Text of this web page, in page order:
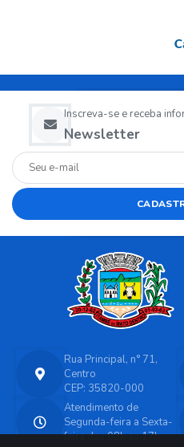
Newsletter
Inscreva-se e receba
Rua Principal, n° 71,
Centro
CEP: 35820-000
Atendimento de
Segunda-feira a Sexta-
feira das 08h as 17h